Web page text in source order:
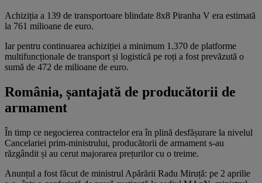
Achiziția a 139 de transportoare blindate 8x8 Piranha V era estimată
la 761 milioane de euro.
Iar pentru continuarea achiziției a minimum 1.370 de platforme
multifuncționale de transport și logistică pe roți a fost prevăzută o
sumă de 472 de milioane de euro.
România, șantajată de producătorii de
armament
În timp ce negocierea contractelor era în plină desfășurare la nivelul
Cancelariei prim-ministrului, producătorii de armament s-au
răzgândit și au cerut majorarea prețurilor cu o treime.
Anunțul a fost făcut de ministrul Apărării Radu Miruță: pe 2 aprilie